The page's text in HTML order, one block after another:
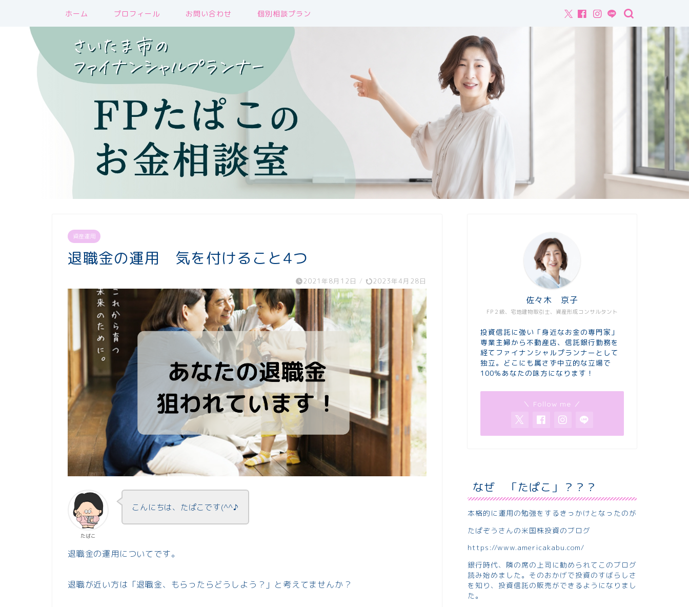
ホーム プロフィール お問い合わせ 個別相談プラン
資産運用
退職金の運用 気を付けること4つ
2021年8月12日 / 2023年4月28日
たぱこ
こんにちは、たぱこです(^^♪
退職金の運用についてです。
退職が近い方は「退職金、もらったらどうしよう？」と考えてませんか？
FP２級、宅地建物取引士、資産形成コンサルタント
佐々木 京子
投資信託に強い「身近なお金の専門家」
専業主婦から不動産店、信託銀行勤務を
経てファイナンシャルプランナーとして
独立。どこにも属さず中立的な立場で
100％あなたの味方になります！
＼ Follow me ／
なぜ 「たぱこ」？？？
本格的に運用の勉強をするきっかけとなったのが
たぱぞうさんの米国株投資のブログ
https://www.americakabu.com/
銀行時代、隣の席の上司に勧められてこのブログ
読み始めました。そのおかげで投資のすばらしさ
を知り、投資信託の販売ができるようになりまし
た。